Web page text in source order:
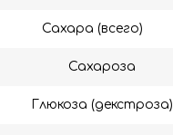
Сахара (всего)
Сахароза
Глюкоза (декстроза)